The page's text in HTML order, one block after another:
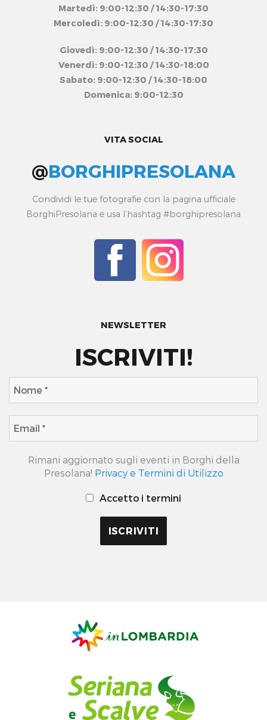
Martedì: 9:00-12:30 / 14:30-17:30
Mercoledì: 9:00-12:30 / 14:30-17:30
Giovedì: 9:00-12:30 / 14:30-17:30
Venerdì: 9:00-12:30 / 14:30-18:00
Sabato: 9:00-12:30 / 14:30-18:00
Domenica: 9:00-12:30
VITA SOCIAL
@BORGHIPRESOLANA
Condividi le tue fotografie con la pagina ufficiale
BorghiPresolana e usa l’hashtag #borghipresolana
NEWSLETTER
ISCRIVITI!
Rimani aggiornato sugli eventi in Borghi della
Presolana! Privacy e Termini di Utilizzo
Accetto i termini